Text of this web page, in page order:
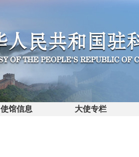
使馆信息 大使专栏